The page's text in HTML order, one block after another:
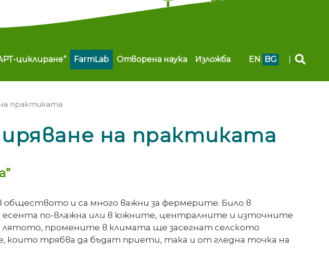
циклиране“ FarmLab Отворена наука Изложба EN BG
практиката
на практиката
и са много важни за фермерите. Било в
по-влажна или в южните, централните и източните
лятото, промените в климата ще засегнат селското
трябва да бъдат приети, така и от гледна точка на